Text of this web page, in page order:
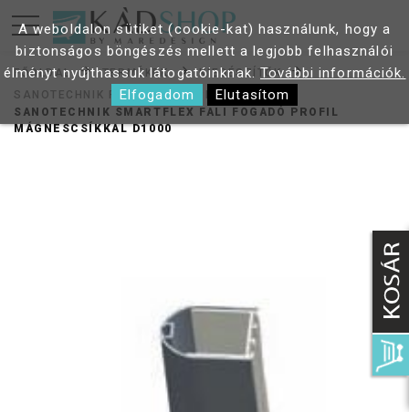
FŐOLDAL TERMÉKEK
KIEGÉSZÍTŐK
SANOTECHNIK FALI FOGADÓ PROFILOK
SANOTECHNIK SMARTFLEX FALI FOGADÓ PROFIL
MÁGNESCSÍKKAL D1000
A weboldalon sütiket (cookie-kat) használunk, hogy a
biztonságos böngészés mellett a legjobb felhasználói
élményt nyújthassuk látogatóinknak.További információk.
Elfogadom
Elutasítom